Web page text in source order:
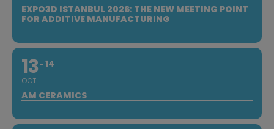
EXPO3D ISTANBUL 2026: THE NEW MEETING POINT
FOR ADDITIVE MANUFACTURING
13
OCT
14
AM CERAMICS